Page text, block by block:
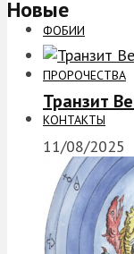
ФОБИИ
ПРОРОЧЕСТВА
КОНТАКТЫ
Новые
Транзит
11/08/2025